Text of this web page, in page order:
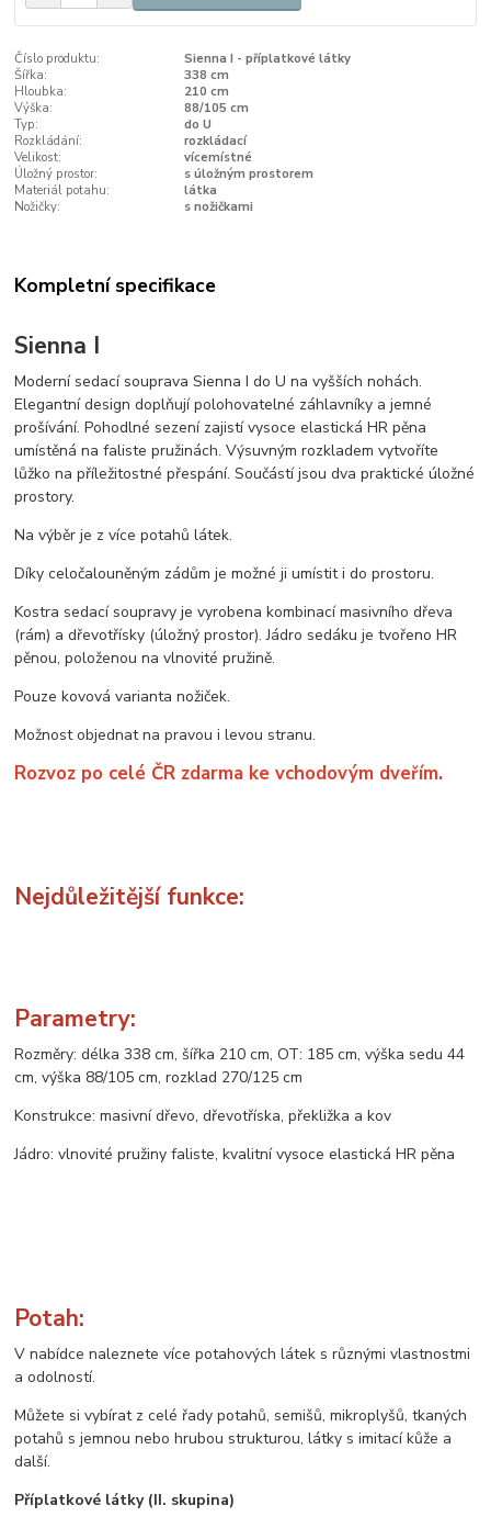
Číslo produktu:
Sienna I - příplatkové látky
Šířka:
338 cm
Hloubka:
210 cm
Výška:
88/105 cm
Typ:
do U
Rozkládání:
rozkládací
Velikost:
vícemístné
Úložný prostor:
s úložným prostorem
Materiál potahu:
látka
Nožičky:
s nožičkami
Kompletní specifikace
Sienna I
Moderní sedací souprava Sienna I do U na vyšších nohách.
Elegantní design doplňují polohovatelné záhlavníky a jemné
prošívání. Pohodlné sezení zajistí vysoce elastická HR pěna
umístěná na faliste pružinách. Výsuvným rozkladem vytvoříte
lůžko na příležitostné přespání. Součástí jsou dva praktické úložné
prostory.
Na výběr je z více potahů látek.
Díky celočalouněným zádům je možné ji umístit i do prostoru.
Kostra sedací soupravy je vyrobena kombinací masivního dřeva
(rám) a dřevotřísky (úložný prostor). Jádro sedáku je tvořeno HR
pěnou, položenou na vlnovité pružině.
Pouze kovová varianta nožiček.
Možnost objednat na pravou i levou stranu.
Rozvoz po celé ČR zdarma ke vchodovým dveřím.
Nejdůležitější funkce:
Parametry:
Rozměry: délka 338 cm, šířka 210 cm, OT: 185 cm, výška sedu 44
cm, výška 88/105 cm, rozklad 270/125 cm
Konstrukce: masivní dřevo, dřevotříska, překližka a kov
Jádro: vlnovité pružiny faliste, kvalitní vysoce elastická HR pěna
Potah:
V nabídce naleznete více potahových látek s různými vlastnostmi
a odolností.
Můžete si vybírat z celé řady potahů, semišů, mikroplyšů, tkaných
potahů s jemnou nebo hrubou strukturou, látky s imitací kůže a
další.
Příplatkové látky (II. skupina)